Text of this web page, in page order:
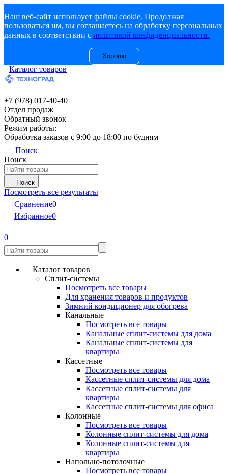
Наш веб-сайт использует файлы cookie. Продолжая
пользоваться им, вы соглашаетесь на обработку персональных
данных в соответствии с политикой конфиденциальности.
Хорошо
Каталог товаров
+7 (978) 017-40-40
Отдел продаж
Обратный звонок
Режим работы:
Обработка заказов с 9:00 до 18:00 по будням
Поиск
Поиск
Поиск
Посмотреть все результаты
Сравнение0
Избранное0
0
Каталог товаров
Сплит-системы
Посмотреть все товары
Для хранения товаров и продуктов
Зимний кондиционер для обогрева
Канальные
Посмотреть все товары
Канальные сплит-системы для дома
Канальные сплит-системы для
квартиры
Кассетные
Посмотреть все товары
Кассетные сплит-системы для дома
Кассетные сплит-системы для
квартиры
Кассетные сплит-системы для офиса
Колонные
Посмотреть все товары
Колонные сплит-системы для дома
Колонные сплит-системы для
квартиры
Напольно-потолочные
Посмотреть все товары